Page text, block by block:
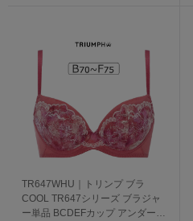
TR647WHU｜トリンプ ブラ
COOL TR647シリーズ ブラジャ
ー単品 BCDEFカップ アンダー